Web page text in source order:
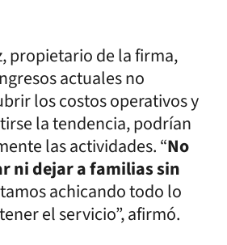
propietario de la firma,
actuales no
los costos operativos y
la tendencia, podrían
las actividades. “No
ni dejar a familias sin
achicando todo lo
el servicio”, afirmó.